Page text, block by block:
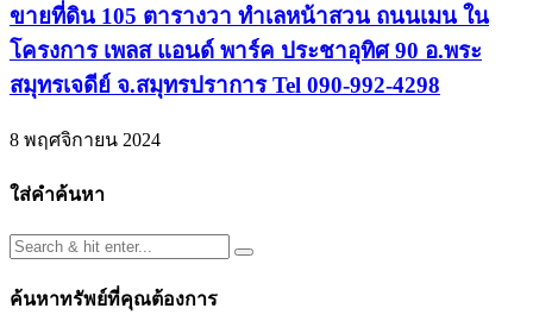
ขายที่ดิน 105 ตารางวา ทำเลหน้าสวน ถนนเมน ใน
โครงการ เพลส แอนด์ พาร์ค ประชาอุทิศ 90 อ.พระ
สมุทรเจดีย์ จ.สมุทรปราการ Tel 090-992-4298
8 พฤศจิกายน 2024
ใส่คำค้นหา
ค้นหาทรัพย์ที่คุณต้องการ